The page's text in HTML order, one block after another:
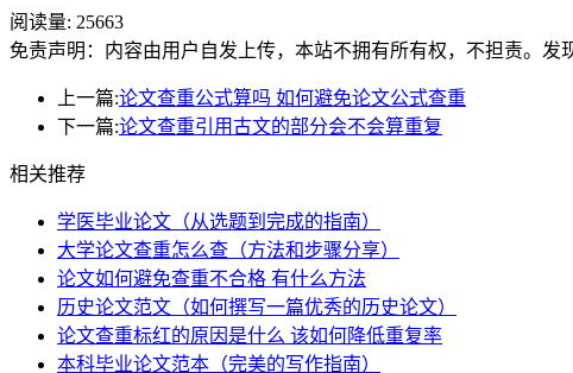
阅读量: 25663
免责声明：内容由用户自发上传，本站不拥有所有权，不担责。发
上一篇:论文查重公式算吗 如何避免论文公式查重
下一篇:论文查重引用古文的部分会不会算重复
相关推荐
学医毕业论文（从选题到完成的指南）
大学论文查重怎么查（方法和步骤分享）
论文如何避免查重不合格 有什么方法
历史论文范文（如何撰写一篇优秀的历史论文）
论文查重标红的原因是什么 该如何降低重复率
本科毕业论文范本（完美的写作指南）